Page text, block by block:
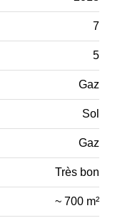
7
5
Gaz
Sol
Gaz
Très bon
~ 700 m²